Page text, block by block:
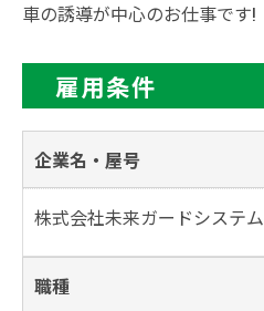
車の誘導が中心のお仕事です!
雇用条件
企業名・屋号
株式会社未来ガードシステム
職種